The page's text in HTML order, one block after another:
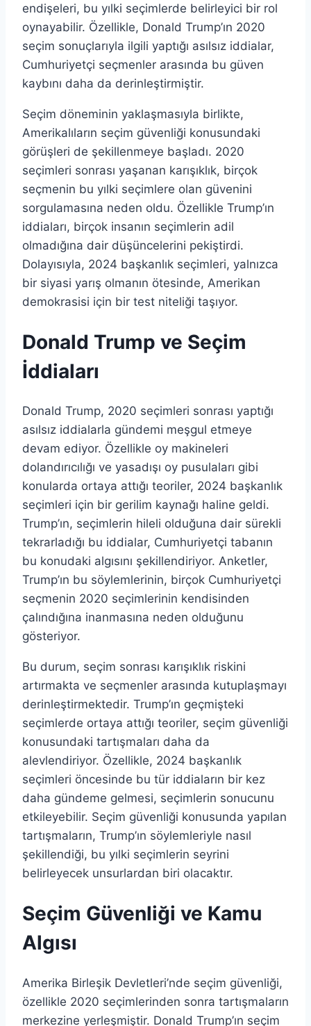
endişeleri, bu yılki seçimlerde belirleyici bir rol
oynayabilir. Özellikle, Donald Trump’ın 2020
seçim sonuçlarıyla ilgili yaptığı asılsız iddialar,
Cumhuriyetçi seçmenler arasında bu güven
kaybını daha da derinleştirmiştir.
Seçim döneminin yaklaşmasıyla birlikte,
Amerikalıların seçim güvenliği konusundaki
görüşleri de şekillenmeye başladı. 2020
seçimleri sonrası yaşanan karışıklık, birçok
seçmenin bu yılki seçimlere olan güvenini
sorgulamasına neden oldu. Özellikle Trump’ın
iddiaları, birçok insanın seçimlerin adil
olmadığına dair düşüncelerini pekiştirdi.
Dolayısıyla, 2024 başkanlık seçimleri, yalnızca
bir siyasi yarış olmanın ötesinde, Amerikan
demokrasisi için bir test niteliği taşıyor.
Donald Trump ve Seçim
İddiaları
Donald Trump, 2020 seçimleri sonrası yaptığı
asılsız iddialarla gündemi meşgul etmeye
devam ediyor. Özellikle oy makineleri
dolandırıcılığı ve yasadışı oy pusulaları gibi
konularda ortaya attığı teoriler, 2024 başkanlık
seçimleri için bir gerilim kaynağı haline geldi.
Trump’ın, seçimlerin hileli olduğuna dair sürekli
tekrarladığı bu iddialar, Cumhuriyetçi tabanın
bu konudaki algısını şekillendiriyor. Anketler,
Trump’ın bu söylemlerinin, birçok Cumhuriyetçi
seçmenin 2020 seçimlerinin kendisinden
çalındığına inanmasına neden olduğunu
gösteriyor.
Bu durum, seçim sonrası karışıklık riskini
artırmakta ve seçmenler arasında kutuplaşmayı
derinleştirmektedir. Trump’ın geçmişteki
seçimlerde ortaya attığı teoriler, seçim güvenliği
konusundaki tartışmaları daha da
alevlendiriyor. Özellikle, 2024 başkanlık
seçimleri öncesinde bu tür iddiaların bir kez
daha gündeme gelmesi, seçimlerin sonucunu
etkileyebilir. Seçim güvenliği konusunda yapılan
tartışmaların, Trump’ın söylemleriyle nasıl
şekillendiği, bu yılki seçimlerin seyrini
belirleyecek unsurlardan biri olacaktır.
Seçim Güvenliği ve Kamu
Algısı
Amerika Birleşik Devletleri’nde seçim güvenliği,
özellikle 2020 seçimlerinden sonra tartışmaların
merkezine yerleşmiştir. Donald Trump’ın seçim